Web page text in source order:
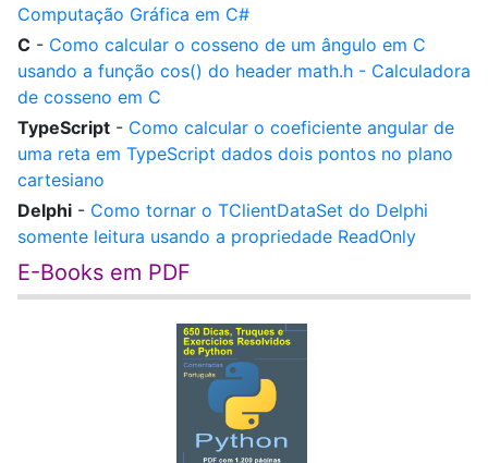
Computação Gráfica em C#
C - Como calcular o cosseno de um ângulo em C
usando a função cos() do header math.h - Calculadora
de cosseno em C
TypeScript - Como calcular o coeficiente angular de
uma reta em TypeScript dados dois pontos no plano
cartesiano
Delphi - Como tornar o TClientDataSet do Delphi
somente leitura usando a propriedade ReadOnly
E-Books em PDF